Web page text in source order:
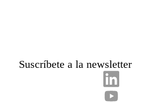
Suscríbete a la newsletter